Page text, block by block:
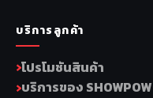
บริการลูกค้า
โปรโมชันสินค้า
บริการของ SHOWPOW